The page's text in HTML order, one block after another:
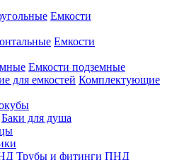
Емкости
Емкости
Емкости подземные
Комплектующие
Баки для душа
Трубы и фитинги ПНД